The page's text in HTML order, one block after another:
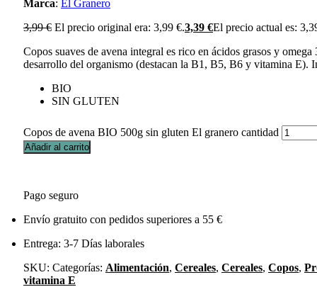
Marca: El Granero
3,99€ El precio original era: 3,99 €.3,39 €El precio actual es:
Copos suaves de avena integral es rico en ácidos grasos y
desarrollo del organismo (destacan la B1, B5, B6 y vitamina E).
BIO
SIN GLUTEN
Copos de avena BIO 500g sin gluten El granero cantidad
Añadir al carrito
Pago seguro
Envío gratuito con pedidos superiores a 55 €
Entrega: 3-7 Días laborales
SKU: Categorías: Alimentación, Cereales, Cereales, Copos,
vitamina E